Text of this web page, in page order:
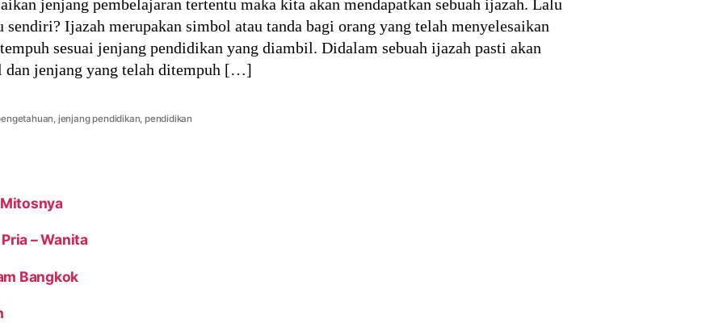
jenjang pembelajaran tertentu maka kita akan mendapatkan sebuah ijazah. Lalu
Ijazah merupakan simbol atau tanda bagi orang yang telah menyelesaikan
sesuai jenjang pendidikan yang diambil. Didalam sebuah ijazah pasti akan
dan jenjang yang telah ditempuh […]
jenjang pendidikan pendidikan
– Wanita
Bangkok